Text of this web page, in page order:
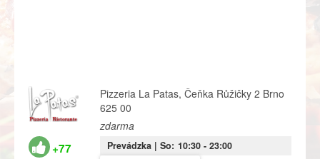
+77
Pizzeria La Patas, Čeňka Růžičky 2 Brno
625 00
zdarma
Prevádzka | So: 10:30- 23:00